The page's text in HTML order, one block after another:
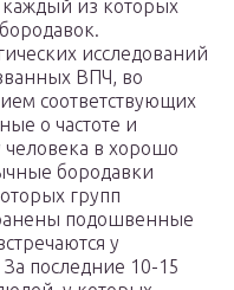
из которых
исследований
ВПЧ, во
соответствующих
о частоте и
человека в хорошо
бородавки
групп
подошвенные
у
последние 10-15